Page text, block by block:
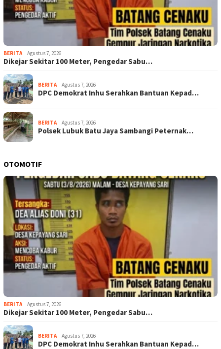
BERITA Agustus 7, 2026
Dikejar Sekitar 100 Meter, Pengedar Sabu…
BERITA Agustus 7, 2026
DPC Demokrat Inhu Serahkan Bantuan Kepad…
BERITA Agustus 7, 2026
Polsek Lubuk Batu Jaya Sambangi Peternak…
OTOMOTIF
BERITA Agustus 7, 2026
Dikejar Sekitar 100 Meter, Pengedar Sabu…
BERITA Agustus 7, 2026
DPC Demokrat Inhu Serahkan Bantuan Kepad…